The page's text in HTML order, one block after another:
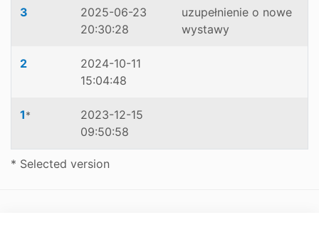
3
2025-06-23
20:30:28
uzupełnienie o nowe
wystawy
2
2024-10-11
15:04:48
1*
2023-12-15
09:50:58
* Selected version